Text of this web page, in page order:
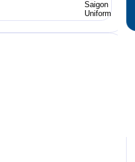
chuẩn bị một bộ đồng